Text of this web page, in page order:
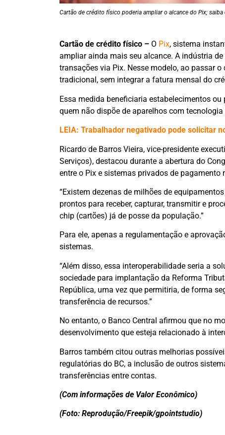
Cartão de crédito físico poderia ampliar o alcance do Pix; saiba
Cartão de crédito físico –O Pix, sistema
ampliar ainda mais seu alcance. A indústria
transações via Pix. Nesse modelo, ao passar
tradicional, sem integrar a fatura mensal do
Essa medida beneficiaria estabelecimentos
quem não dispõe de aparelhos com
LEIA: Trabalhador negativado pode solicitar
Ricardo de Barros Vieira, vice-presidente
Serviços), destacou durante a abertura do
entre o Pix e sistemas privados de pagamento
“Existem dezenas de milhões de
prontos para receber, capturar, transmitir e
chip (cartões) já de posse da população.”
Para ele, apenas a regulamentação e
sistemas.
“Além disso, essa interoperabilidade seria a
sociedade para implantação da Reforma
República, uma vez que permitiria, de forma
transferência de recursos.”
No entanto, o Banco Central afirmou que no
desenvolvimento que esteja relacionado à
Barros também citou outras melhorias
regulatórias do BC, a inclusão de outros
transferências entre contas.
(Com informações de Valor Econômico)
(Foto: Reprodução/Freepik/gpointstudio)